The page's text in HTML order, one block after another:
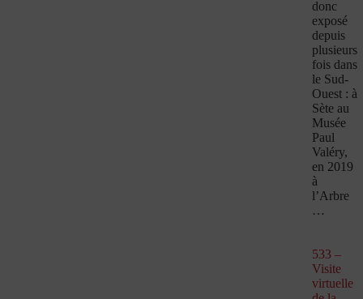
donc
exposé
depuis
plusieurs
fois dans
le Sud-
Ouest : à
Sète au
Musée
Paul
Valéry,
en 2019
à
l’Arbre
…
533 –
Visite
virtuelle